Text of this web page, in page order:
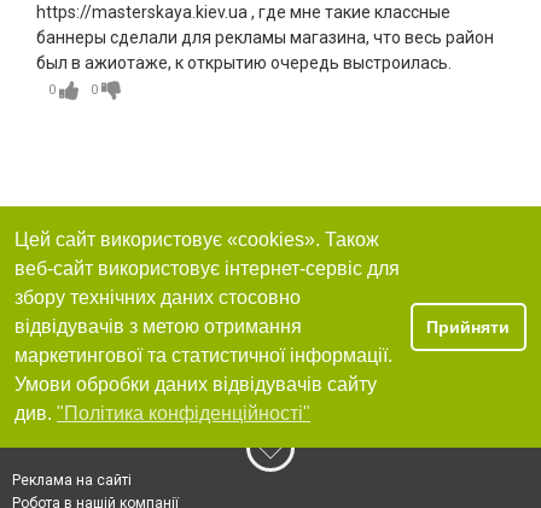
https://masterskaya.kiev.ua , где мне такие классные
баннеры сделали для рекламы магазина, что весь район
был в ажиотаже, к открытию очередь выстроилась.
0 0
Цей сайт використовує «cookies». Також
веб-сайт використовує інтернет-сервіс для
збору технічних даних стосовно
відвідувачів з метою отримання
маркетингової та статистичної інформації.
Умови обробки даних відвідувачів сайту
див. "Політика конфіденційності"
Прийняти
Реклама на сайті
Робота в нашій компанії